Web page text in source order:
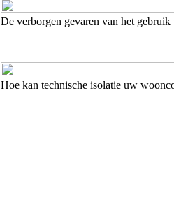
De verborgen gevaren van het
Hoe kan technische isolatie uw